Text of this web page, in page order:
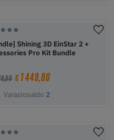
Shining 3D EinStar 2 +
Pro Kit Bundle
€ 1 449,00
Varastosaldo 2